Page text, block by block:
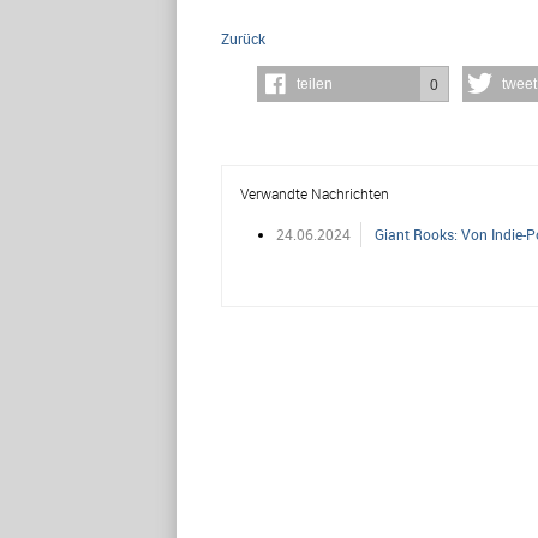
Zurück
teilen 0 tweet
Verwandte Nachrichten
24.06.2024 Giant Rooks: Von Indie-